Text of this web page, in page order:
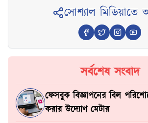
সোশ্যাল মিডিয়াতে
সর্বশেষ সংবাদ
ফেসবুক বিজ্ঞাপনের বিল
করার উদ্যোগ মেটার